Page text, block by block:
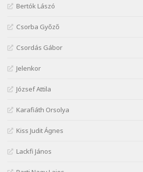
Márai Sándor: Zsoltár
Mária Sándor: Hallgatás
Szélkiáltó
Szélkiáltó
Nagy Bandó András: Bagon át
Szélkiáltó
Nagy Bandó András: Botos tánc
Nagy Bandó András: Egérút
Szélkiáltó
Bertók Lászó
Csorba Győző
Csordás Gábor
Jelenkor
József Attila
Karafiáth Orsolya
Kiss Judit Ágnes
Lackfi János